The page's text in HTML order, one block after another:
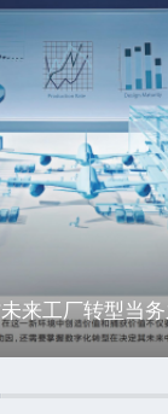
来工厂转型当